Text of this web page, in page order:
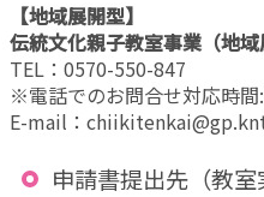
【地域展開型】
伝統文化親子教室事業（地
TEL：0570-550-847
※電話でのお問合せ対応時
E-mail：
申請書提出先（教室